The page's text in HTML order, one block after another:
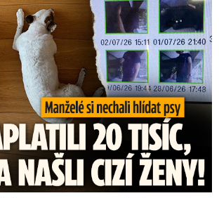
20 tisíc, doma našli cizí ženy!